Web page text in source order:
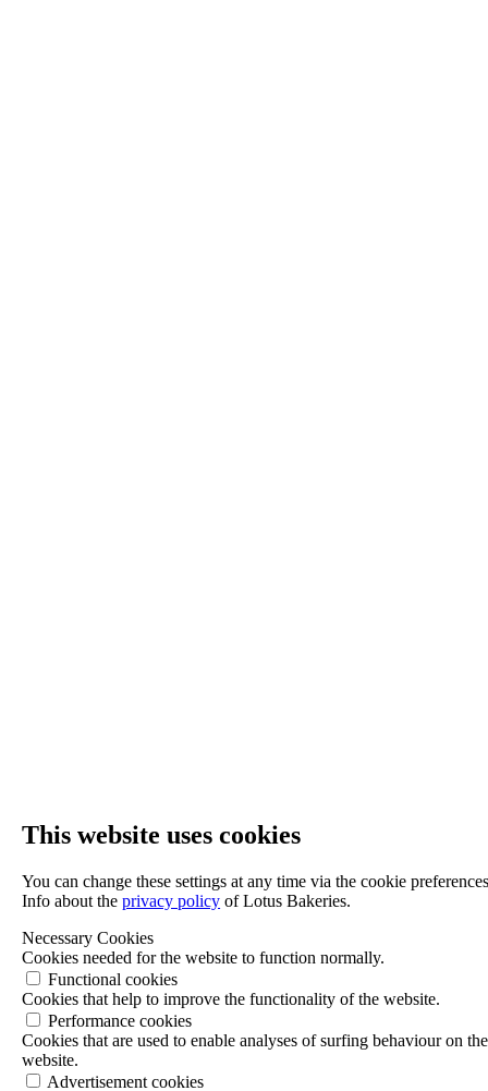
This website uses cookies
You can change these settings at any time via the cookie
Info about theprivacy policy of Lotus Bakeries.
Necessary Cookies
Cookies needed for the website to function normally.
Functional cookies
Cookies that help to improve the functionality of the website.
Performance cookies
Cookies that are used to enable analyses of surfing behaviour on the
website.
Advertisement cookies